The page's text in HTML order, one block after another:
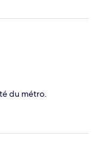
du métro.